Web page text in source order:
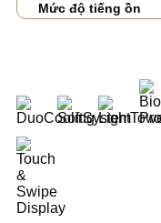
Mức độ tiếng ồn